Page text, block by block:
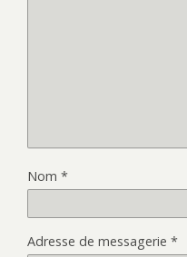
Nom *
Adresse de messagerie *